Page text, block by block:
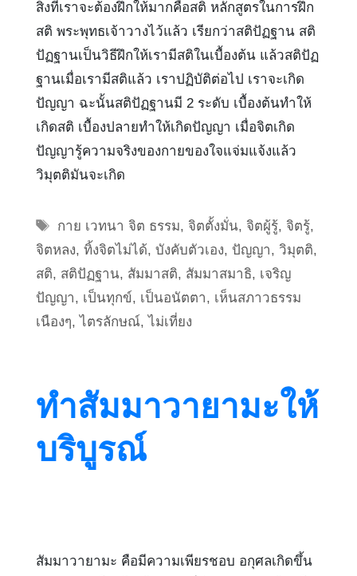
สิ่งที่เราจะต้องฝึกให้มากคือสติ หลักสูตรในการฝึก
สติ พระพุทธเจ้าวางไว้แล้ว เรียกว่าสติปัฏฐาน สติ
ปัฏฐานเป็นวิธีฝึกให้เรามีสติในเบื้องต้น แล้วสติปัฏ
ฐานเมื่อเรามีสติแล้ว เราปฏิบัติต่อไป เราจะเกิด
ปัญญา ฉะนั้นสติปัฏฐานมี 2 ระดับ เบื้องต้นทำให้
เกิดสติ เบื้องปลายทำให้เกิดปัญญา เมื่อจิตเกิด
ปัญญารู้ความจริงของกายของใจแจ่มแจ้งแล้ว
วิมุตติมันจะเกิด
Tags
กาย เวทนา จิต ธรรม, จิตตั้งมั่น, จิตผู้รู้, จิตรู้,
จิตหลง, ทิ้งจิตไม่ได้, บังคับตัวเอง, ปัญญา, วิมุตติ,
สติ, สติปัฏฐาน, สัมมาสติ, สัมมาสมาธิ, เจริญ
ปัญญา, เป็นทุกข์, เป็นอนัตตา, เห็นสภาวธรรม
เนืองๆ,ไตรลักษณ์,ไม่เที่ยง
ทำสัมมาวายามะให้
บริบูรณ์
สัมมาวายามะ คือมีความเพียรชอบ อกุศลเกิดขึ้น